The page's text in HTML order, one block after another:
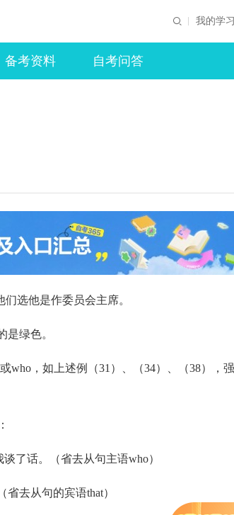
我的学习
备考资料 自考问答
们选他是作委员会主席。
是绿色。
，如上述例（31）、（34）、（38），
了话。（省去从句主语who）
去从句的宾语that）